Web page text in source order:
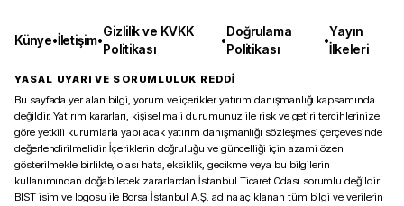
Künye•İletişim•
Gizlilik ve KVKK
Politikası
•
Doğrulama
Politikası
•
Yayın
İlkeleri
YASAL UYARI VE SORUMLULUK REDDİ
Bu sayfada yer alan bilgi, yorum ve içerikler yatırım danışmanlığı kapsamında
değildir. Yatırım kararları, kişisel mali durumunuz ile risk ve getiri tercihlerinize
göre yetkili kurumlarla yapılacak yatırım danışmanlığı sözleşmesi çerçevesinde
değerlendirilmelidir. İçeriklerin doğruluğu ve güncelliği için azami özen
gösterilmekle birlikte, olası hata, eksiklik, gecikme veya bu bilgilerin
kullanımından doğabilecek zararlardan İstanbul Ticaret Odası sorumlu değildir.
BIST isim ve logosu ile Borsa İstanbul A.Ş. adına açıklanan tüm bilgi ve verilerin